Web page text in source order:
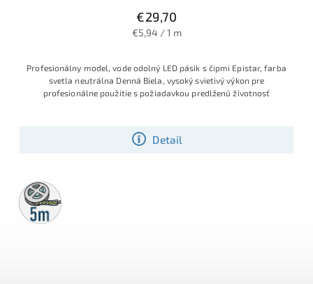
€29,70
€5,94 / 1 m
Detail
Profesionálny model, vode odolný LED pásik s čipmi Epistar, farba
svetla neutrálna Denná Biela, vysoký svietivý výkon pre
profesionálne použitie s požiadavkou predlženú životnosť
5m
rolka